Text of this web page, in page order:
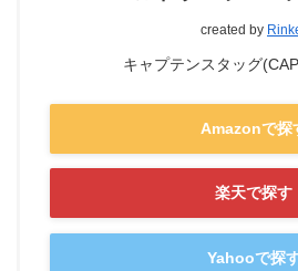
created by
キャプテンスタッグ
Amazonで探
楽天で探す
Yahooで探